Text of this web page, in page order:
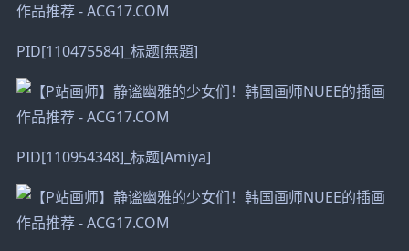
PID[110475584]_标题[無題]
PID[110954348]_标题[Amiya]